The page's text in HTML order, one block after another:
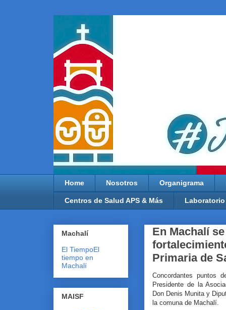
Home Nosotros Organigrama
Centros de Salud APS & Más Laboratorio
En Machalí
Primaria de
Concordantes puntos
Presidente de la
Don Denis Munita y
la comuna de Machalí.
Machalí
El TiempoEl
tiempo en
Machalí
MAISF